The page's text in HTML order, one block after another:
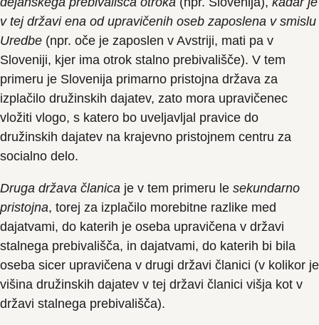
v tej državi ena od upravičenih oseb zaposlena v smislu
Uredbe (npr. oče je zaposlen v Avstriji, mati pa v
Sloveniji, kjer ima otrok stalno prebivališče). V tem
primeru je Slovenija primarno pristojna država za
izplačilo družinskih dajatev, zato mora upravičenec
vložiti vlogo, s katero bo uveljavljal pravice do
družinskih dajatev na krajevno pristojnem centru za
socialno delo.
Druga država članica je v tem primeru le sekundarno
pristojna, torej za izplačilo morebitne razlike med
dajatvami, do katerih je oseba upravičena v državi
stalnega prebivališča, in dajatvami, do katerih bi bila
oseba sicer upravičena v drugi državi članici (v kolikor je
višina družinskih dajatev v tej državi članici višja kot v
državi stalnega prebivališča).